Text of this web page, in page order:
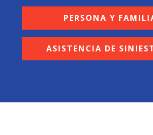
PERSONA Y
ASISTENCIA DE